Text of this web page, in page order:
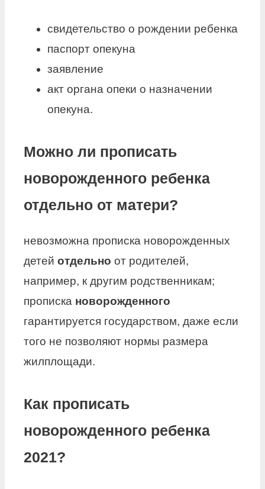
свидетельство о рождении ребенка
паспорт опекуна
заявление
акт органа опеки о назначении
опекуна.
Можно ли прописать
новорожденного ребенка
отдельно от матери?
невозможна прописка новорожденных
детей отдельно от родителей,
например, к другим родственникам;
прописка новорожденного
гарантируется государством, даже если
того не позволяют нормы размера
жилплощади.
Как прописать
новорожденного ребенка
2021?